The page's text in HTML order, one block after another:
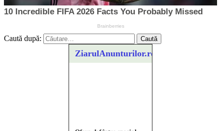
Caută după:
ZiarulAnunturilor.ro